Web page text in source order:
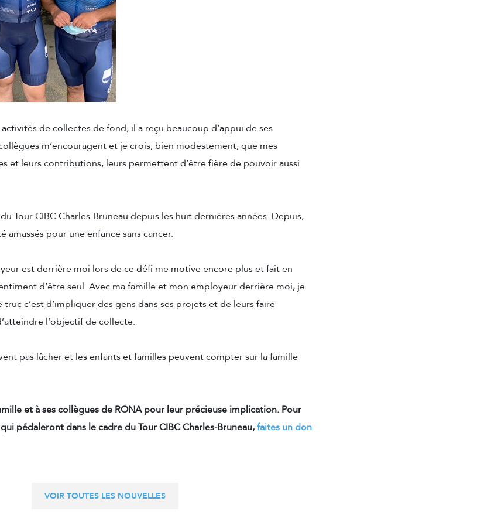
de collectes de fond, il a reçu beaucoup d’appui de ses
m’encouragent et je crois, bien modestement, que mes
et leurs contributions, leurs permettent d’être fière de pouvoir aussi
Tour CIBC Charles-Bruneau depuis les huit dernières années. Depuis,
pour une enfance sans cancer.
est derrière moi lors de ce défi me motive encore plus et fait en
d’être seul. Avec ma famille et mon employeur derrière moi, je
c’est d’impliquer des gens dans ses projets et de leurs faire
l’objectif de collecte.
pas lâcher et les enfants et familles peuvent compter sur la famille
et à ses collègues de RONA pour leur précieuse implication. Pour
pédaleront dans le cadre du Tour CIBC Charles-Bruneau,faites un don
VOIR TOUTES LES NOUVELLES